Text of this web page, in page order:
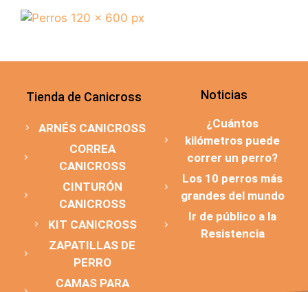
Tienda de Canicross
ARNÉS CANICROSS
CORREA
CANICROSS
CINTURÓN
CANICROSS
KIT CANICROSS
ZAPATILLAS DE
PERRO
CAMAS PARA
Noticias
¿Cuántos
kilómetros puede
correr un perro?
Los 10 perros más
grandes del mundo
Ir de público a la
Resistencia